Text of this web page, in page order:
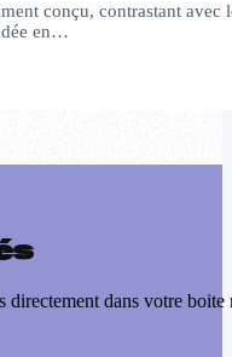
conçu, contrastant
en…
directement dans votre boite